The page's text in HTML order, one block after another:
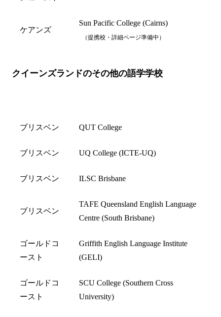
ケアンズ
Sun Pacific College (Cairns)
（提携校・詳細ページ準備中）
クイーンズランドのその他の語学学校
ブリスベン QUT College
ブリスベン UQ College (ICTE-UQ)
ブリスベン ILSC Brisbane
ブリスベン
TAFE Queensland English Language
Centre (South Brisbane)
ゴールドコ
ースト
Griffith English Language Institute
(GELI)
ゴールドコ
ースト
SCU College (Southern Cross
University)